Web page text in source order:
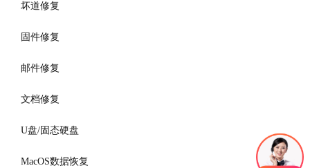
坏道修复
固件修复
邮件修复
文档修复
U盘/固态硬盘
MacOS数据恢复